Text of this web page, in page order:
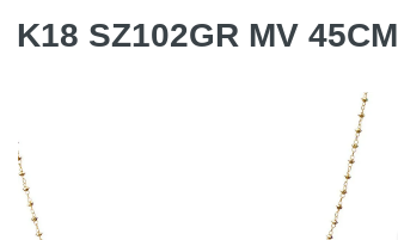
K18 SZ102GR MV 45CM